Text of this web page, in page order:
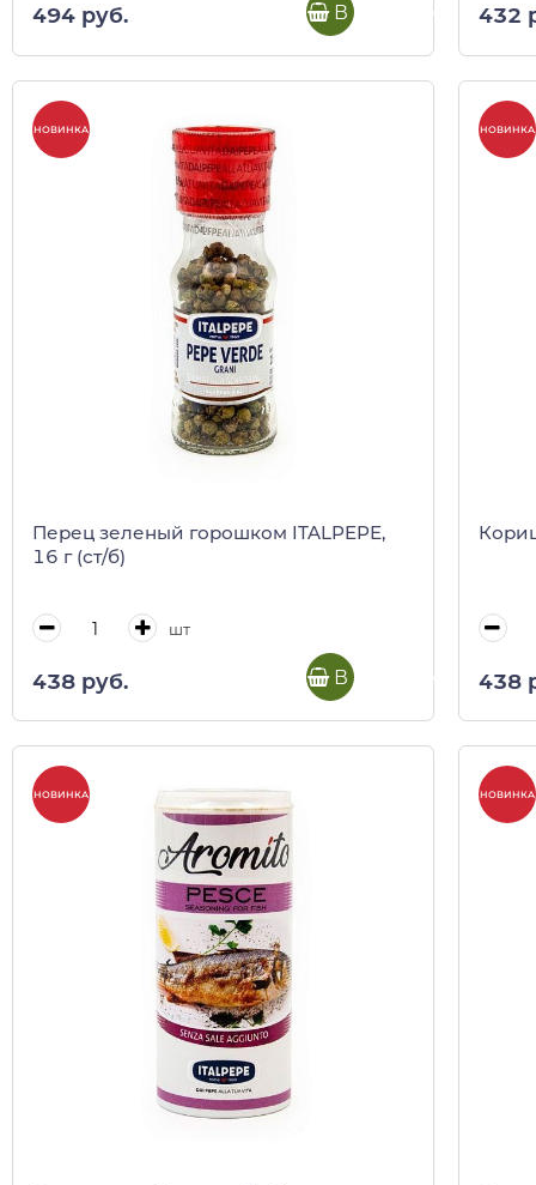
494 руб. В корзину 432
НОВИНКА
Перец зеленый горошком ITALPEPE,
16 г (ст/б)
шт
438 руб. В корзину
НОВИНКА
438
НОВИНКА НОВИНКА